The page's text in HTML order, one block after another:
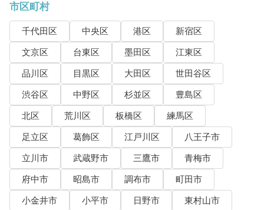
市区町村
千代田区 中央区 港区
新宿区
文京区
台東区 墨田区
江東区
品川区
目黒区 大田区
世田谷区
渋谷区
中野区 杉並区
豊島区
北区
荒川区 板橋区
練馬区
足立区
葛飾区 江戸川区
八王子市
立川市
武蔵野市 三鷹市
青梅市
府中市
昭島市 調布市
町田市
小金井市
小平市 日野市
東村山市